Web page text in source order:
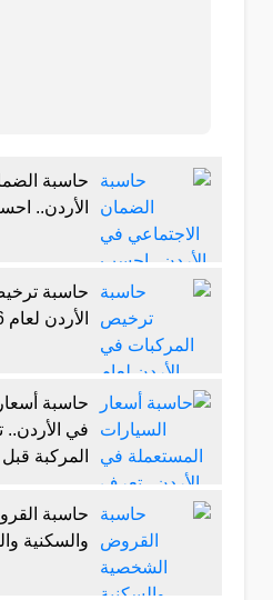
حاسبة
الأردن..
حاسبة
الأردن لعام 2026
حاسبة
في
المركبة
حاسبة
والسكنية